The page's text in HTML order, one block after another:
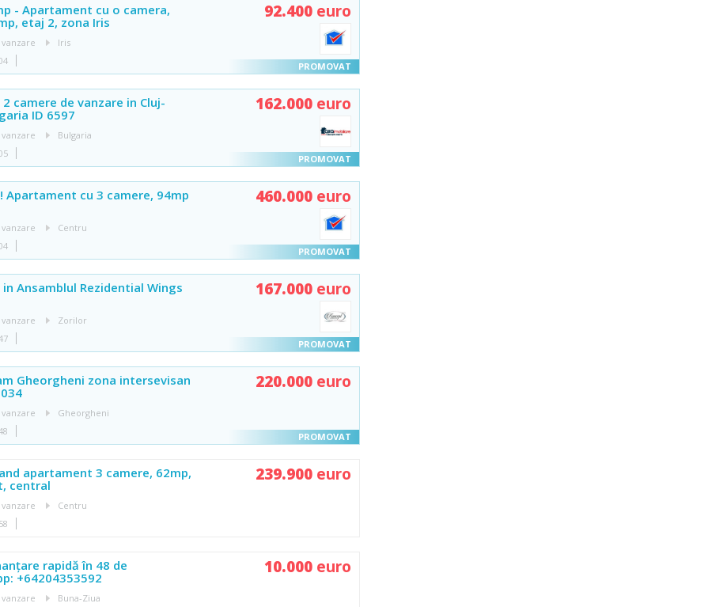
- Apartament cu o camera,
etaj 2, zona Iris
Iris
92.400 euro
camere de vanzare in Cluj-
ID 6597
Bulgaria
162.000 euro
Apartament cu 3 camere, 94mp
Centru
460.000 euro
Ansamblul Rezidential Wings
Zorilor
167.000 euro
Gheorgheni zona intersevisan
Gheorgheni
220.000 euro
apartament 3 camere, 62mp,
central
Centru
239.900 euro
rapidă în 48 de
+64204353592
Buna-Ziua
10.000 euro